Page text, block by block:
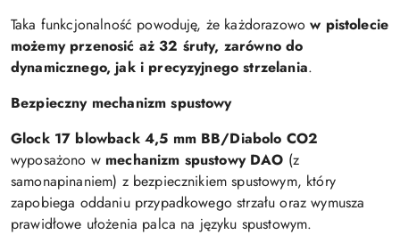
Taka funkcjonalność powoduję, że każdorazowow pistolecie
możemy przenosić aż 32 śruty, zarówno do
dynamicznego, jak i precyzyjnego strzelania.
Bezpieczny mechanizm spustowy
Glock 17 blowback 4,5 mm BB/Diabolo CO2
wyposażono w mechanizm spustowy DAO (z
samonapinaniem) z bezpiecznikiem spustowym, który
zapobiega oddaniu przypadkowego strzału oraz wymusza
prawidłowe ułożenia palca na języku spustowym.